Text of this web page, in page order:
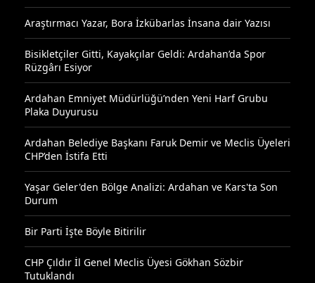
Araştırmacı Yazar, Bora İzkübarlas İnsana dair Yazısı
Bisikletçiler Gitti, Kayakçılar Geldi: Ardahan’da Spor
Rüzgârı Esiyor
Ardahan Emniyet Müdürlüğü’nden Yeni Harf Grubu
Plaka Duyurusu
Ardahan Belediye Başkanı Faruk Demir ve Meclis Üyeleri
CHP’den İstifa Etti
Yaşar Geler'den Bölge Analizi: Ardahan ve Kars'ta Son
Durum
Bir Parti İşte Böyle Bitirilir
CHP Çıldır İl Genel Meclis Üyesi Gökhan Sözbir
Tutuklandı